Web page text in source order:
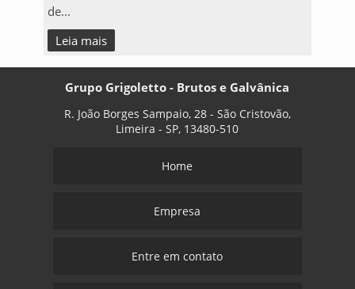
de...
Leia mais
Grupo Grigoletto - Brutos e Galvânica
R. João Borges Sampaio, 28 - São Cristovão,
Limeira - SP, 13480-510
Home
Empresa
Entre em contato